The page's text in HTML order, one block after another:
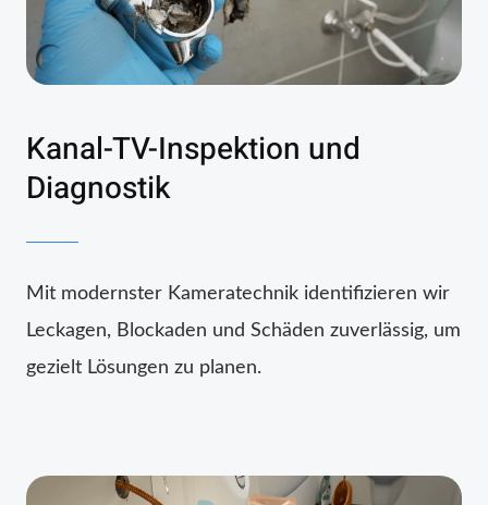
Kanal-TV-Inspektion und
Diagnostik
Mit modernster Kameratechnik identifizieren wir
Leckagen, Blockaden und Schäden zuverlässig, um
gezielt Lösungen zu planen.